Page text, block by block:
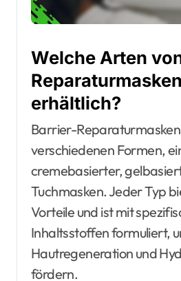
Welche Arten
erhältlich?
Barrier-Reparaturmasken
verschiedenen Formen,
cremebasierter,
Tuchmasken. Jeder Typ
Vorteile und ist mit
Inhaltsstoffen formuliert,
Hautregeneration und
fördern.